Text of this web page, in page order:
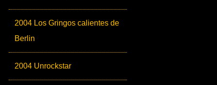
2004 Los Gringos calientes de
Berlin
2004 Unrockstar